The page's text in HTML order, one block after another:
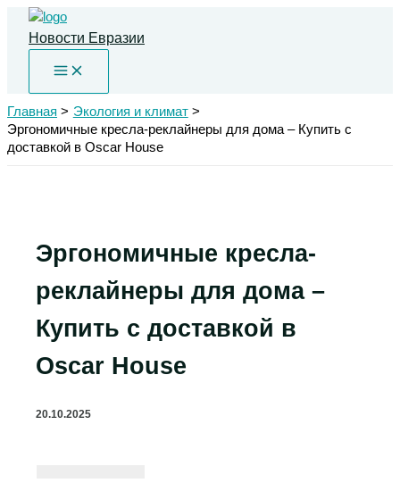
Перейти
содержимому
Новости Евразии
Главная
Экология и климат
Эргономичные кресла-реклайнеры для дома – Купить с
доставкой в Oscar House
Эргономичные кресла-
реклайнеры для дома –
Купить с доставкой в
Oscar House
20.10.2025